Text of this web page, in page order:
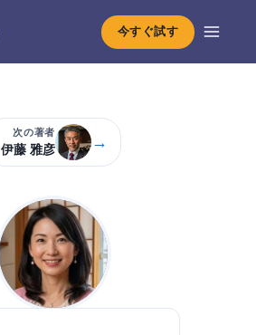
今すぐ試す
次の著者
伊藤 雅彦 →